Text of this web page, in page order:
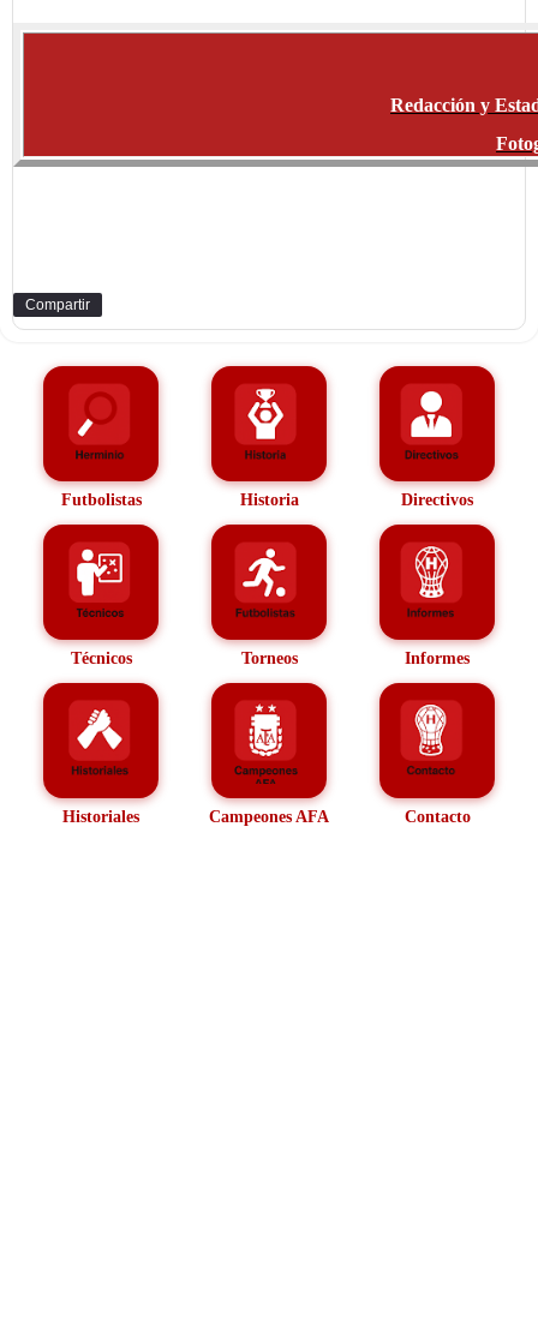
Redacción y
Compartir
Futbolistas Historia Directivos
Técnicos Torneos Informes
Historiales Campeones AFA Contacto